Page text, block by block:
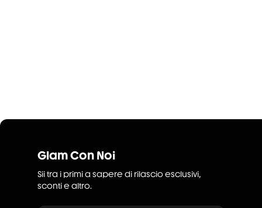
Glam Con Noi
Sii tra i primi a sapere di rilascio esclusivi,
sconti e altro.